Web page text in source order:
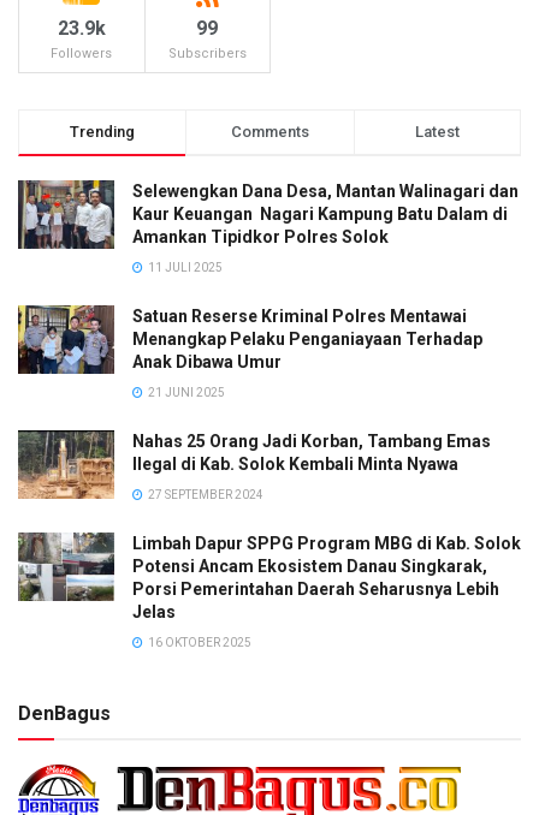
23.9k
Followers
99
Subscribers
Trending Comments Latest
Selewengkan Dana Desa, Mantan Walinagari dan
Kaur Keuangan Nagari Kampung Batu Dalam di
Amankan Tipidkor Polres Solok
11 JULI 2025
Satuan Reserse Kriminal Polres Mentawai
Menangkap Pelaku Penganiayaan Terhadap
Anak Dibawa Umur
21 JUNI 2025
Nahas 25 Orang Jadi Korban, Tambang Emas
Ilegal di Kab. Solok Kembali Minta Nyawa
27 SEPTEMBER 2024
Limbah Dapur SPPG Program MBG di Kab. Solok
Potensi Ancam Ekosistem Danau Singkarak,
Porsi Pemerintahan Daerah Seharusnya Lebih
Jelas
16 OKTOBER 2025
DenBagus